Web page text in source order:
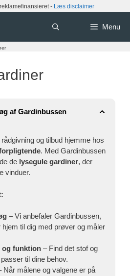
- Læs disclaimer
Menu
af Gardinbussen
og tilbud hjemme hos
. Med Gardinbussen
de lysegule gardiner, der
vinduer.
– Vi anbefaler Gardinbussen,
til dig med prøver og måler
funktion – Find det stof og
til dine behov.
Når målene og valgene er på